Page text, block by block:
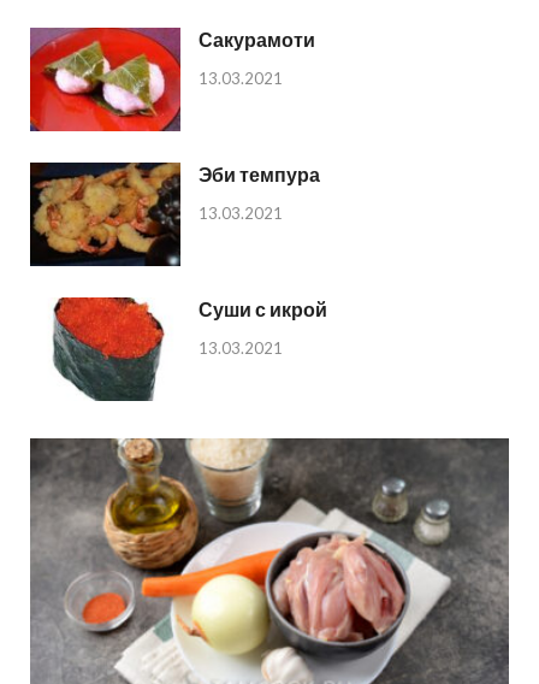
Сакурамоти
13.03.2021
Эби темпура
13.03.2021
Суши с икрой
13.03.2021